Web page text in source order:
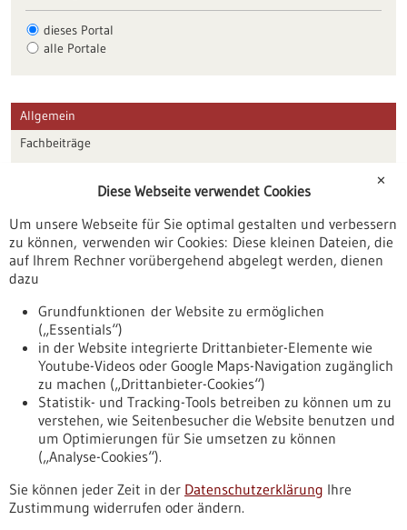
dieses Portal
alle Portale
Allgemein
Fachbeiträge
Veranstaltungen
Erscheinungsdatum
Nach oben
Informiert bleiben
✕
Diese Webseite verwendet Cookies
Um unsere Webseite für Sie optimal gestalten und verbessern
zu können, verwenden wir Cookies: Diese kleinen Dateien, die
auf Ihrem Rechner vorübergehend abgelegt werden, dienen
dazu
Grundfunktionen der Website zu ermöglichen
(„Essentials“)
in der Website integrierte Drittanbieter-Elemente wie
Youtube-Videos oder Google Maps-Navigation zugänglich
zu machen („Drittanbieter-Cookies“)
Statistik- und Tracking-Tools betreiben zu können um zu
verstehen, wie Seitenbesucher die Website benutzen und
um Optimierungen für Sie umsetzen zu können
(„Analyse-Cookies“).
Sie können jeder Zeit in der Datenschutzerklärung Ihre
Zustimmung widerrufen oder ändern.